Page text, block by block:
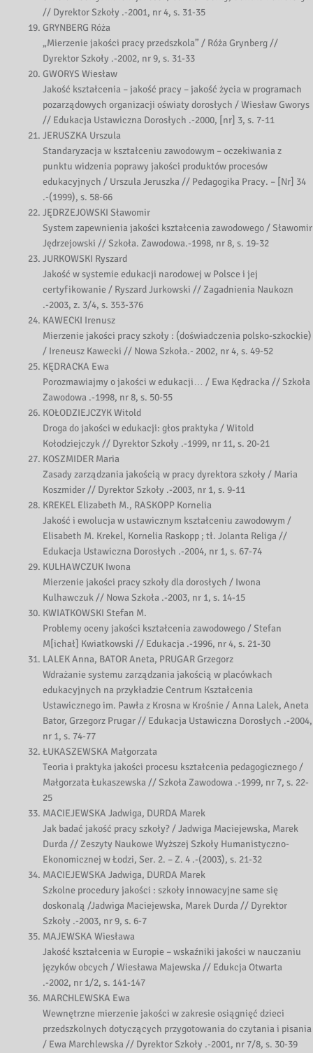
// Dyrektor Szkoły .-2001, nr 4, s. 31-35
GRYNBERG Róża
„Mierzenie jakości pracy przedszkola” / Róża Grynberg //
Dyrektor Szkoły .-2002, nr 9, s. 31-33
GWORYS Wiesław
Jakość kształcenia – jakość pracy – jakość życia w programach
pozarządowych organizacji oświaty dorosłych / Wiesław Gworys
// Edukacja Ustawiczna Dorosłych .-2000, [nr] 3, s. 7-11
JERUSZKA Urszula
Standaryzacja w kształceniu zawodowym – oczekiwania z
punktu widzenia poprawy jakości produktów procesów
edukacyjnych / Urszula Jeruszka // Pedagogika Pracy. – [Nr] 34
.-(1999), s. 58-66
JĘDRZEJOWSKI Sławomir
System zapewnienia jakości kształcenia zawodowego / Sławomir
Jędrzejowski // Szkoła. Zawodowa.-1998, nr 8, s. 19-32
JURKOWSKI Ryszard
Jakość w systemie edukacji narodowej w Polsce i jej
certyfikowanie / Ryszard Jurkowski // Zagadnienia Naukozn
.-2003, z. 3/4, s. 353-376
KAWECKI Irenusz
Mierzenie jakości pracy szkoły : (doświadczenia polsko-szkockie)
/ Ireneusz Kawecki // Nowa Szkoła.- 2002, nr 4, s. 49-52
KĘDRACKA Ewa
Porozmawiajmy o jakości w edukacji… / Ewa Kędracka // Szkoła
Zawodowa .-1998, nr 8, s. 50-55
KOŁODZIEJCZYK Witold
Droga do jakości w edukacji: głos praktyka / Witold
Kołodziejczyk // Dyrektor Szkoły .-1999, nr 11, s. 20-21
KOSZMIDER Maria
Zasady zarządzania jakością w pracy dyrektora szkoły / Maria
Koszmider // Dyrektor Szkoły .-2003, nr 1, s. 9-11
KREKEL Elizabeth M., RASKOPP Kornelia
Jakość i ewolucja w ustawicznym kształceniu zawodowym /
Elisabeth M. Krekel, Kornelia Raskopp ; tł. Jolanta Religa //
Edukacja Ustawiczna Dorosłych .-2004, nr 1, s. 67-74
KULHAWCZUK Iwona
Mierzenie jakości pracy szkoły dla dorosłych / Iwona
Kulhawczuk // Nowa Szkoła .-2003, nr 1, s. 14-15
KWIATKOWSKI Stefan M.
Problemy oceny jakości kształcenia zawodowego / Stefan
M[ichał] Kwiatkowski // Edukacja .-1996, nr 4, s. 21-30
LALEK Anna, BATOR Aneta, PRUGAR Grzegorz
Wdrażanie systemu zarządzania jakością w placówkach
edukacyjnych na przykładzie Centrum Kształcenia
Ustawicznego im. Pawła z Krosna w Krośnie / Anna Lalek, Aneta
Bator, Grzegorz Prugar // Edukacja Ustawiczna Dorosłych .-2004,
nr 1, s. 74-77
ŁUKASZEWSKA Małgorzata
Teoria i praktyka jakości procesu kształcenia pedagogicznego /
Małgorzata Łukaszewska // Szkoła Zawodowa .-1999, nr 7, s. 22-
25
MACIEJEWSKA Jadwiga, DURDA Marek
Jak badać jakość pracy szkoły? / Jadwiga Maciejewska, Marek
Durda // Zeszyty Naukowe Wyższej Szkoły Humanistyczno-
Ekonomicznej w Łodzi, Ser. 2. – Z. 4 .-(2003), s. 21-32
MACIEJEWSKA Jadwiga, DURDA Marek
Szkolne procedury jakości : szkoły innowacyjne same się
doskonalą /Jadwiga Maciejewska, Marek Durda // Dyrektor
Szkoły .-2003, nr 9, s. 6-7
MAJEWSKA Wiesława
Jakość kształcenia w Europie – wskaźniki jakości w nauczaniu
języków obcych / Wiesława Majewska // Edukcja Otwarta
.-2002, nr 1/2, s. 141-147
MARCHLEWSKA Ewa
Wewnętrzne mierzenie jakości w zakresie osiągnięć dzieci
przedszkolnych dotyczących przygotowania do czytania i pisania
/ Ewa Marchlewska // Dyrektor Szkoły .-2001, nr 7/8, s. 30-39